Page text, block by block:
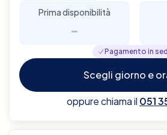
Prima disponibilità
-
Pagamento in
Scegli giorno e
oppure chiama il 051